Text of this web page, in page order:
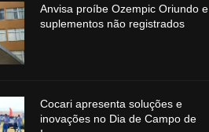
Anvisa proíbe Ozempic Oriundo e
suplementos não registrados
Cocari apresenta soluções e
inovações no Dia de Campo de